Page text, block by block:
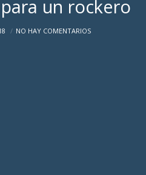
un rockero
NO HAY COMENTARIOS